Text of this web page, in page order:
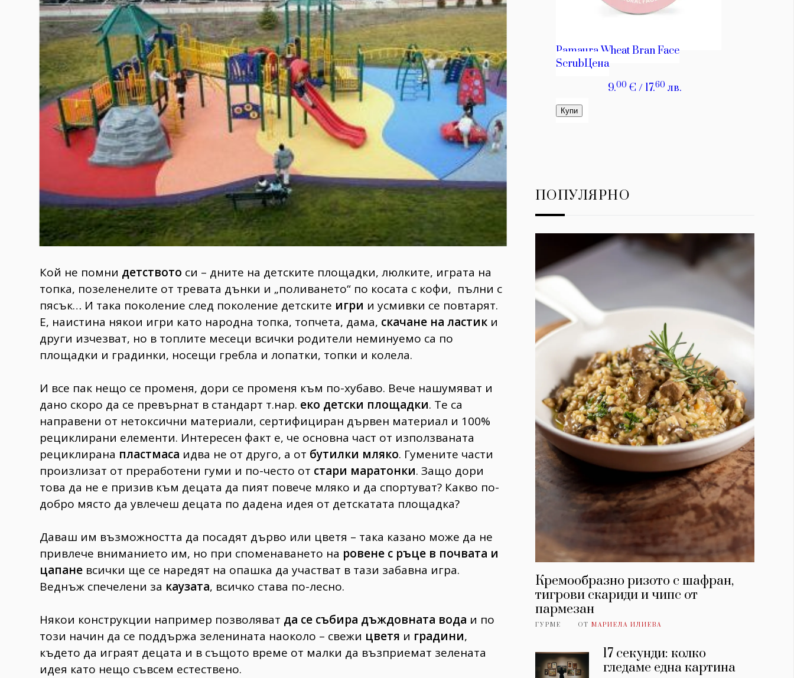
Пътувай 237
Здраве 389
Gentlemen
382
Wellness 1817
НИ
Кой не помни детството си – дните на детските площадки, люлките, играта на
топка, позеленелите от тревата дънки и „поливането“ по косата с кофи, пълни с
пясък… И така поколение след поколение детските игри и усмивки се повтарят.
Е, наистина някои игри като народна топка, топчета, дама, скачане на ластик и
други изчезват, но в топлите месеци всички родители неминуемо са по
площадки и градинки, носещи гребла и лопатки, топки и колела.
И все пак нещо се променя, дори се променя към по-хубаво. Вече нашумяват и
дано скоро да се превърнат в стандарт т.нар. еко детски площадки. Те са
направени от нетоксични материали, сертифициран дървен материал и 100%
рециклирани елементи. Интересен факт е, че основна част от използваната
рециклирана пластмаса идва не от друго, а от бутилки мляко. Гумените части
произлизат от преработени гуми и по-често от стари маратонки. Защо дори
това да не е призив към децата да пият повече мляко и да спортуват? Какво по-
добро място да увлечеш децата по дадена идея от детскатата площадка?
Даваш им възможността да посадят дърво или цветя – така казано може да не
привлече вниманието им, но при споменаването на ровене с ръце в почвата и
цапане всички ще се наредят на опашка да участват в тази забавна игра.
Веднъж спечелени за каузата, всичко става по-лесно.
Някои конструкции например позволяват да се събира дъждовната вода и по
този начин да се поддържа зеленината наоколо – свежи цветя и градини,
където да играят децата и в същото време от малки да възприемат зелената
идея като нещо съвсем естествено.
ПОПУЛЯРНО
Кремообразно ризото с шафран,
тигрови скариди и чипс от
пармезан
ГУРМЕ ОТ МАРИЕЛА ИЛИЕВА
17 секунди: колко
гледаме една картина